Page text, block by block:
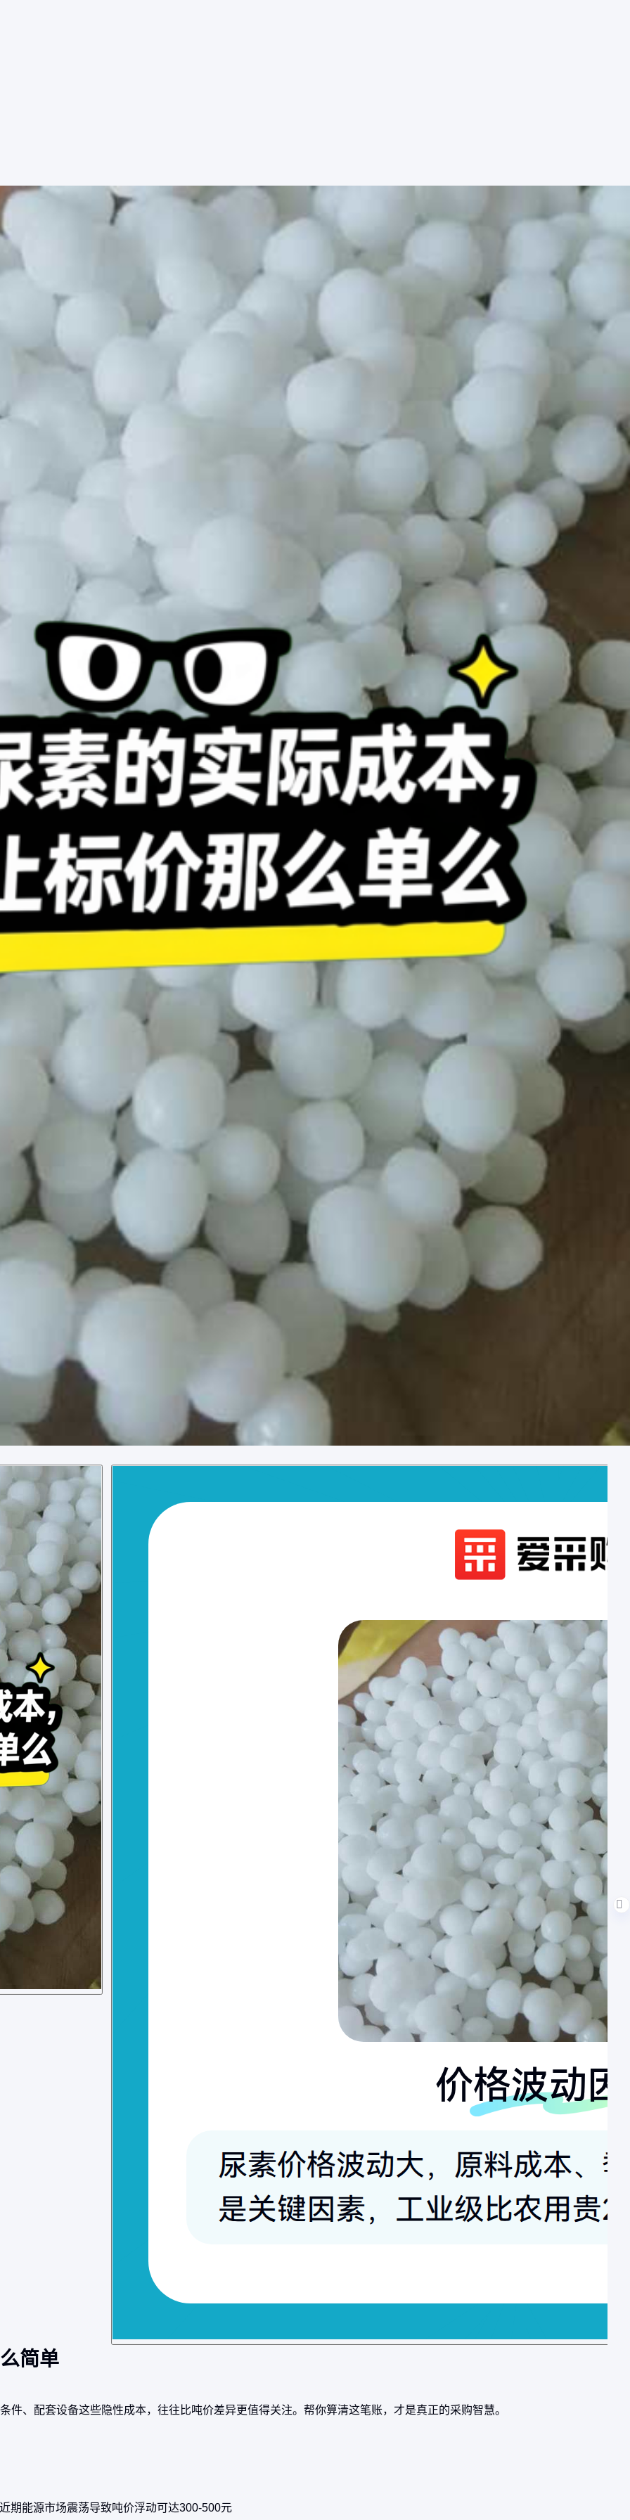
简单
、配套设备这些隐性成本，往往比吨价差异更值得关注。帮你算清这笔账，才是真正的采购智慧。
期能源市场震荡导致吨价浮动可达300-500元